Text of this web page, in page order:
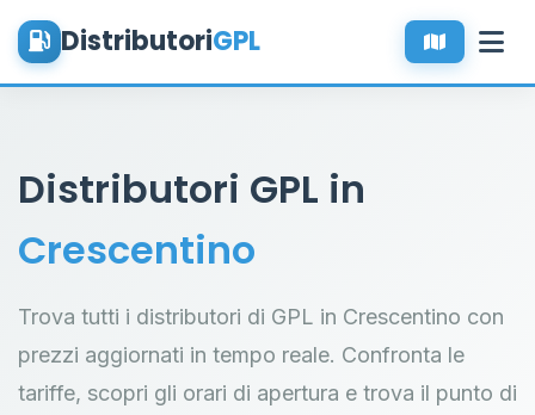
DistributoriGPL
Distributori GPL in
Crescentino
Trova tutti i distributori di GPL in Crescentino con
prezzi aggiornati in tempo reale. Confronta le
tariffe, scopri gli orari di apertura e trova il punto di